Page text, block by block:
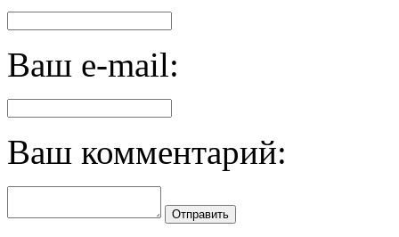
Ваш e-mail:
Ваш комментарий:
Отправить